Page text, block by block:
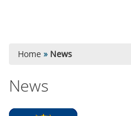
Home » News
News